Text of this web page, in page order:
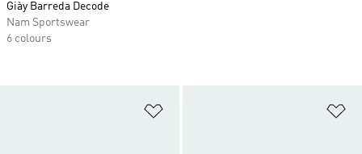
Giày Barreda Decode
Nam Sportswear
6 colours